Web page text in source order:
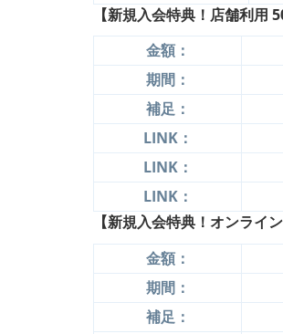
【新規入会特典！店舗利用
金額：
期間：
補足：
LINK：
LINK：
LINK：
【新規入会特典！オンライ
金額：
期間：
補足：